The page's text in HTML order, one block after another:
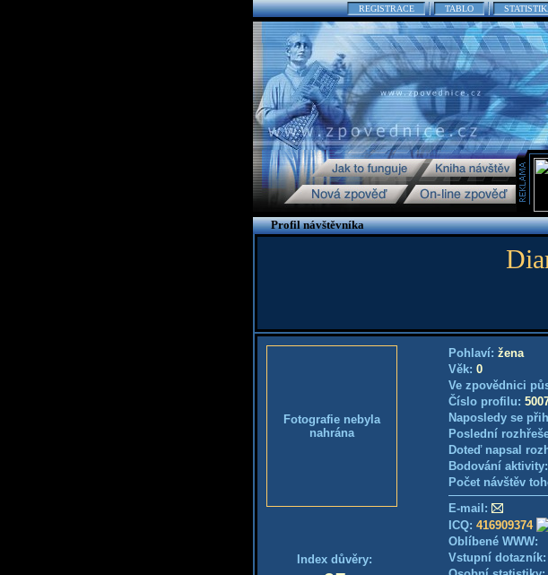
REGISTRACE TABLO
Profil návštěvníka
Fotografie nebyla
nahrána
Index důvěry:
Pohlaví: žena
Věk: 0
Ve zpovědnici
Číslo profilu:
Naposledy se
Poslední
Doteď napsal
Bodování aktivity:
Počet návštěv
E-mail:
ICQ: 416909374
Oblíbené WWW:
Vstupní